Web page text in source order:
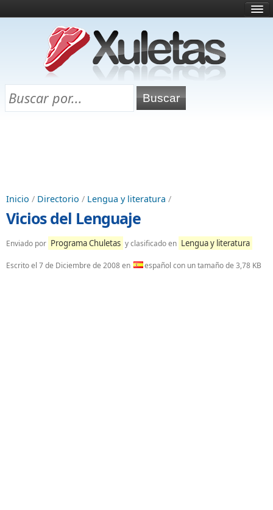
¿Qué es esto?
Directorio
Chuletas para exámenes
Inicio / Directorio / Lengua y literatura /
Vicios del Lenguaje
Enviado por Programa Chuletas y clasificado en Lengua y literatura
Escrito el 7 de Diciembre de 2008en español con un tamaño de 3,78 KB